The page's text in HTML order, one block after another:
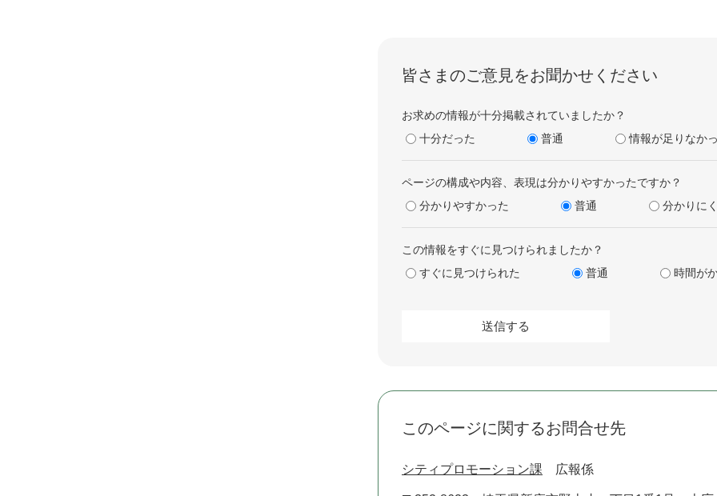
皆さまのご意見をお聞かせください
お求めの情報が十分掲載されていましたか？
十分だった
普通 情報が足りなか
ページの構成や内容、表現は分かりやすかったですか？
分かりやすかった
普通 分かりに
この情報をすぐに見つけられましたか？
すぐに見つけられた
普通 時間が
このページに関するお問合せ先
シティプロモーション課 広報係